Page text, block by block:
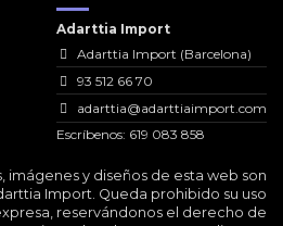
Adarttia Import
Adarttia Import (Barcelona)
93 512 66 70
adarttia@adarttiaimport.com
Escríbenos: 619 083 858
imágenes y diseños de esta web son
Import. Queda prohibido su uso
reservándonos el derecho de